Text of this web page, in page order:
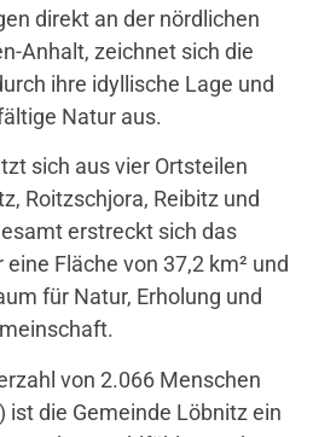
direkt an der nördlichen
Anhalt, zeichnet sich die
ihre idyllische Lage und
Natur aus.
sich aus vier Ortsteilen
Roitzschjora, Reibitz und
erstreckt sich das
Fläche von 37,2 km² und
für Natur, Erholung und
von 2.066 Menschen
ist die Gemeinde Löbnitz ein